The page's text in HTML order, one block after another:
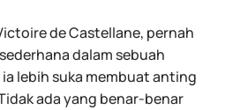
de Castellane, pernah
dalam sebuah
lebih suka membuat anting
ada yang benar-benar